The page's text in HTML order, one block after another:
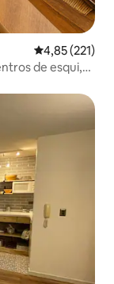
4,85 de uma
4,85 (221)
de esqui,